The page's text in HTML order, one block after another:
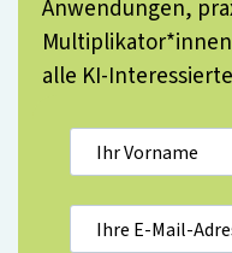
Anwendungen,
alle KI-